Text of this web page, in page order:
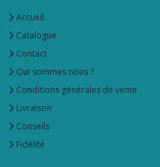
Accueil
Catalogue
Contact
Qui sommes nous ?
Conditions générales de vente
Livraison
Conseils
Fidélité